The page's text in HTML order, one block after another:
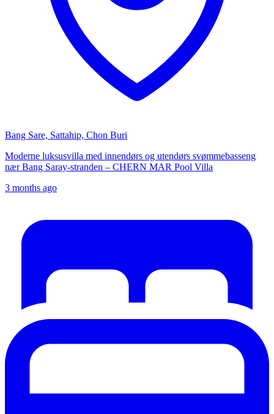
Bang Sare, Sattahip, Chon Buri
Moderne luksusvilla med innendørs og utendørs svømmebasseng
nær Bang Saray-stranden – CHERN MAR Pool Villa
3 months ago